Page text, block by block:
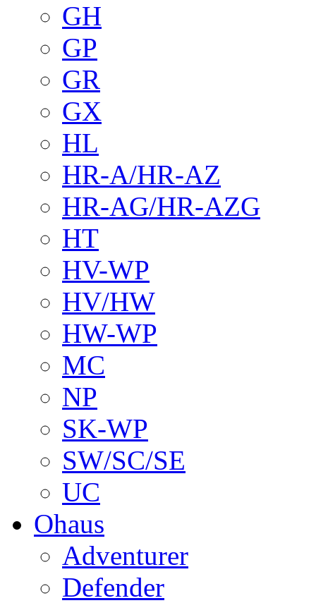
GH
GP
GR
GX
HL
HR-A/HR-AZ
HR-AG/HR-AZG
HT
HV-WP
HV/HW
HW-WP
MC
NP
SK-WP
SW/SC/SE
UC
Ohaus
Adventurer
Defender